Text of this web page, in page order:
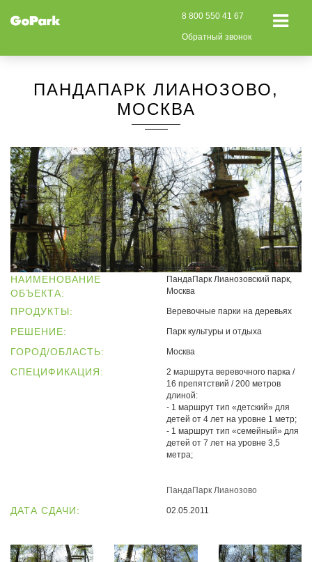
8 800 550 41 67
Обратный звонок
ПАНДАПАРК ЛИАНОЗОВО,
МОСКВА
НАИМЕНОВАНИЕ
ОБЪЕКТА:
ПандаПарк Лианозовский парк,
Москва
ПРОДУКТЫ: Веревочные парки на деревьях
РЕШЕНИЕ: Парк культуры и отдыха
ГОРОД/ОБЛАСТЬ: Москва
СПЕЦИФИКАЦИЯ:
2 маршрута веревочного парка /
16 препятствий / 200 метров
длиной:
- 1 маршрут тип «детский» для
детей от 4 лет на уровне 1 метр;
- 1 маршрут тип «семейный» для
детей от 7 лет на уровне 3,5
метра;
ПандаПарк Лианозово
ДАТА СДАЧИ: 02.05.2011